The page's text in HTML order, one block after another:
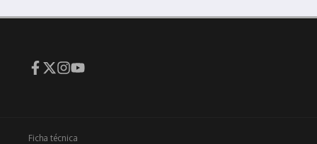
Ficha técnica